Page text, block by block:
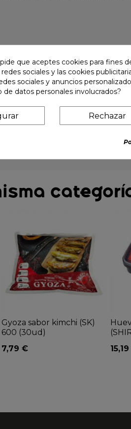
almidón de tapioca, cilantro, sal,
Gyoza sabor kimchi (SK)
600 (30ud)
7,79 €
que aceptes cookies para fines
sociales y las cookies
sociales y anuncios
datos personales involucrados?
Rechazar